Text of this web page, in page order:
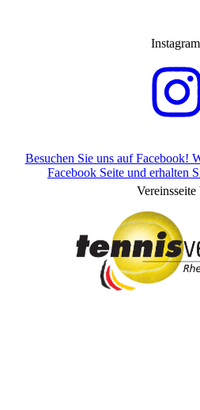
Besuchen Sie uns auf Facebook!
Facebook Seite und erhalten
Vereinsseite